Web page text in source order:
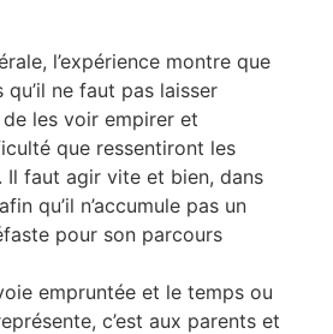
l’expérience montre que
qu’il ne faut pas laisser
les voir empirer et
que ressentiront les
Il faut agir vite et bien, dans
qu’il n’accumule pas un
pour son parcours
empruntée et le temps ou
c’est aux parents et